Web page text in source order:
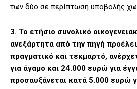
των δύο σε περίπτωση υποβολής
3. Το ετήσιο συνολικό
ανεξάρτητα από την πηγή
πραγματικό και τεκμαρτό,
για άγαμο και 24.000 ευρώ για
προσαυξάνεται κατά 5.000 ευρώ